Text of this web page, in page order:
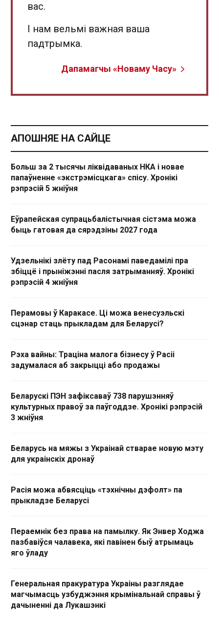
вас.
І нам вельмі важная ваша
падтрымка.
Дапамагчы «Новаму Часу»
АПОШНЯЕ НА САЙЦЕ
Больш за 2 тысячы ліквідаваных НКА і новае
папаўненне «экстрэмісцкага» спісу. Хронікі
рэпрэсій 5 жніўня
Еўрапейская супрацьбалістычная сістэма можа
быць гатовая да сярэдзіны 2027 года
Удзельнікі злёту пад Расонамі паведамілі пра
збіццё і прыніжэнні пасля затрыманняў. Хронікі
рэпрэсій 4 жніўня
Перамовы ў Каракасе. Ці можа венесуэльскі
сцэнар стаць прыкладам для Беларусі?
Рэха вайны: Траціна малога бізнесу ў Расіі
задумалася аб закрыцці або продажы
Беларускі ПЭН зафіксаваў 738 парушэнняў
культурных правоў за паўгоддзе. Хронікі рэпрэсій
3 жніўня
Беларусь на мяжы з Украінай стварае новую мэту
для украінскіх дронаў
Расія можа абвясціць «тэхнічны дэфолт» па
прыкладзе Беларусі
Пераемнік без права на памылку. Як Энвер Ходжа
пазбавіўся чалавека, які павінен быў атрымаць
яго ўладу
Генеральная пракуратура Украіны разглядае
магчымасць узбуджэння крымінальнай справы ў
дачыненні да Лукашэнкі